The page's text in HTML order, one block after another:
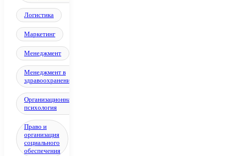
Логистика
Маркетинг
Менеджмент
Менеджмент в
здравоохранении
Организационная
психология
Право и
организация
социального
обеспечения